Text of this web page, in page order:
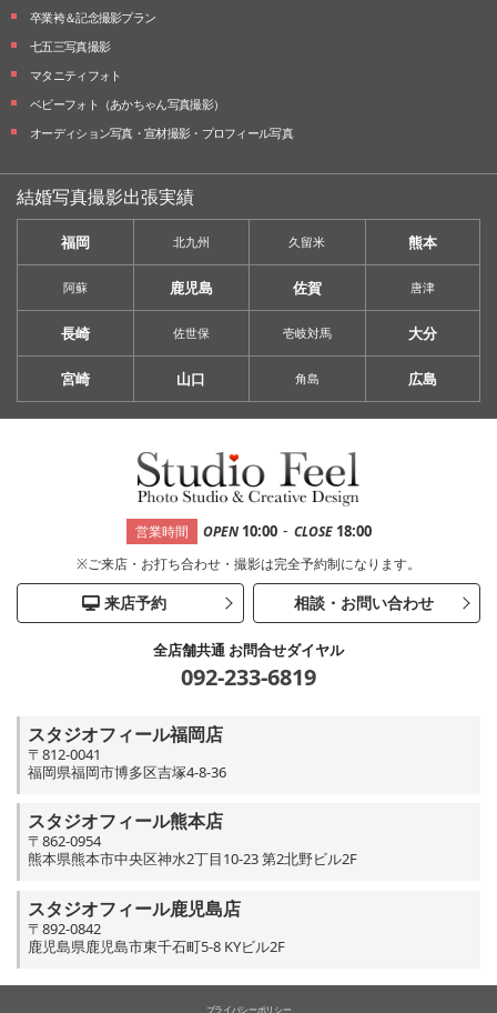
卒業袴＆記念撮影プラン
七五三写真撮影
マタニティフォト
ベビーフォト （あかちゃん写真撮影）
オーディション写真・ 宣材撮影・ プロフィール写真
結婚写真撮影出張実績
福岡 北九州 久留米 熊本
阿蘇 鹿児島 佐賀 唐津
長崎 佐世保 壱岐対馬 大分
宮崎 山口 角島 広島
営業時間 OPEN 10:00 - CLOSE 18:00
※ご来店・お打ち合わせ・撮影は完全予約制になります。
来店予約 相談・お問い合わせ
全店舗共通 お問合せダイヤル
092-233-6819
スタジオフィール福岡店
〒812-0041
福岡県福岡市博多区吉塚4-8-36
スタジオフィール熊本店
〒862-0954
熊本県熊本市中央区神水2丁目10-23 第2北野ビル2F
スタジオフィール鹿児島店
〒892-0842
鹿児島県鹿児島市東千石町5-8 KYビル2F
プライバシーポリシー